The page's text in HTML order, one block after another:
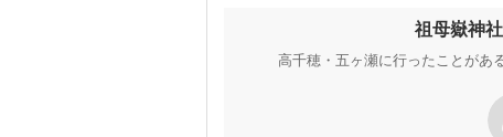
祖母嶽神
高千穂・五ヶ瀬に行ったことがあ